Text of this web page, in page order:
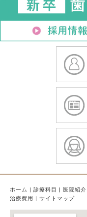
ホーム 診療科目 医院紹介
治療費用
サイトマップ